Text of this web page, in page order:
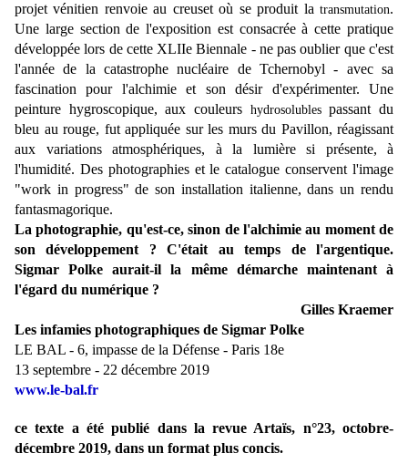
projet vénitien renvoie au creuset où se produit la transmutation.
Une large section de l'exposition est consacrée à cette pratique
développée lors de cette XLIIe Biennale - ne pas oublier que c'est
l'année de la catastrophe nucléaire de Tchernobyl - avec sa
fascination pour l'alchimie et son désir d'expérimenter. Une
peinture hygroscopique, aux couleurs hydrosolublespassant du
bleu au rouge, fut appliquée sur les murs du Pavillon, réagissant
aux variations atmosphériques, à la lumière si présente, à
l'humidité. Des photographies et le catalogue conservent l'image
"work in progress" de son installation italienne, dans un rendu
fantasmagorique.
La photographie, qu'est-ce, sinon de l'alchimie au moment de
son développement ? C'était au temps de l'argentique.
Sigmar Polke aurait-il la même démarche maintenant à
l'égard du numérique ?
Gilles Kraemer
Les infamies photographiques de Sigmar Polke
LE BAL - 6, impasse de la Défense - Paris 18e
13 septembre - 22 décembre 2019
www.le-bal.fr
ce texte a été publié dans la revue Artaïs, n°23, octobre-
décembre 2019, dans un format plus concis.